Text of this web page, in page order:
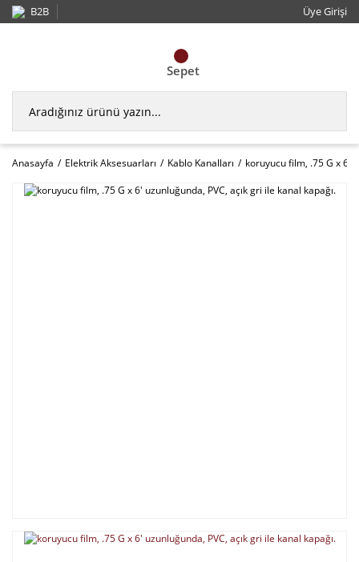
B2B Üye Girişi
Sepet
Anasayfa Elektrik Aksesuarları Kablo Kanalları koruyucu film, .75 G x 6'